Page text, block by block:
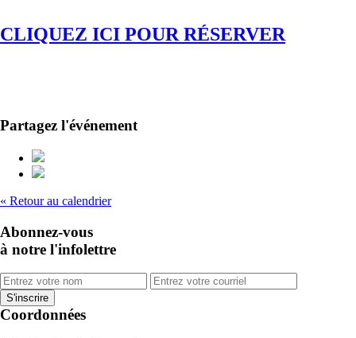
CLIQUEZ ICI POUR RÉSERVER
Partagez l'événement
« Retour au calendrier
Abonnez-vous
à notre l'infolettre
Coordonnées